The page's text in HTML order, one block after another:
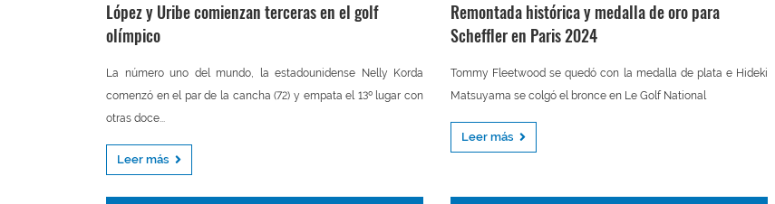
López y Uribe comienzan terceras en el golf
olímpico
La número uno del mundo, la estadounidense Nelly Korda
comenzó en el par de la cancha (72) y empata el 13º lugar con
otras doce...
Leer más
Remontada histórica y medalla de oro para
Scheffler en Paris 2024
Tommy Fleetwood se quedó con la medalla de plata e Hideki
Matsuyama se colgó el bronce en Le Golf National
Leer más